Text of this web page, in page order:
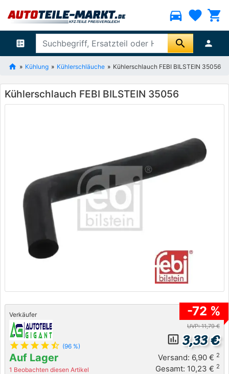
directions_car favorite shopping_cart
ballot search person
Kühlung Kühlerschläuche Kühlerschlauch FEBI BILSTEIN 35056
Kühlerschlauch FEBI BILSTEIN 35056
Verkäufer
star star star star star_half (96 %)
Auf Lager
1 Beobachten diesen Artikel
-72 %
UVP: 11,79 €
insert_chart_outlined 3,33 €
Versand: 6,90 € 2
Gesamt: 10,23 € 2